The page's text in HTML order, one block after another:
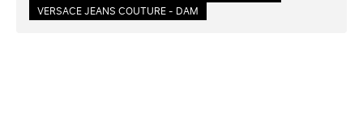
VERSACE JEANS COUTURE - DAM